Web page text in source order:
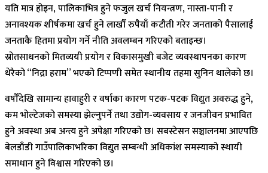
यति मात्र होइन, पालिकाभित्र हुने फजुल खर्च नियन्त्रण, नास्ता-पानी र
अनावश्यक शीर्षकमा खर्च हुने लाखौँ रुपैयाँ कटौती गरेर जनताको पैसालाई
जनताकै हितमा प्रयोग गर्ने नीति अवलम्बन गरिएको बताइन्छ।
स्रोतसाधनको मितव्ययी प्रयोग र विकासमुखी बजेट व्यवस्थापनका कारण
धेरैको “निद्रा हराम” भएको टिप्पणी समेत स्थानीय तहमा सुनिन थालेको छ।
वर्षौँदेखि सामान्य हावाहुरी र वर्षाका कारण पटक-पटक विद्युत अवरुद्ध हुने,
कम भोल्टेजको समस्या झेल्नुपर्ने तथा उद्योग-व्यवसाय र जनजीवन प्रभावित
हुने अवस्था अब अन्त्य हुने अपेक्षा गरिएको छ। सबस्टेसन सञ्चालनमा आएपछि
बेलडाँडी गाउँपालिकाभरिका विद्युत सम्बन्धी अधिकांश समस्याको स्थायी
समाधान हुने विश्वास गरिएको छ।